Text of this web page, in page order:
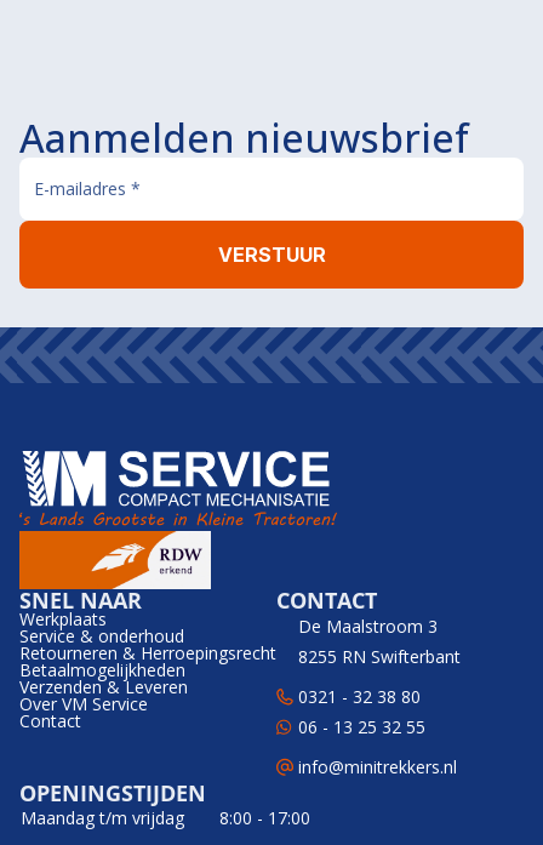
Aanmelden nieuwsbrief
SNEL NAAR
Werkplaats
Service & onderhoud
Retourneren & Herroepingsrecht
Betaalmogelijkheden
Verzenden & Leveren
Over VM Service
Contact
CONTACT
De Maalstroom 3
8255 RN Swifterbant
0321 - 32 38 80
06 - 13 25 32 55
info@minitrekkers.nl
OPENINGSTIJDEN
Maandag t/m vrijdag 8:00 - 17:00